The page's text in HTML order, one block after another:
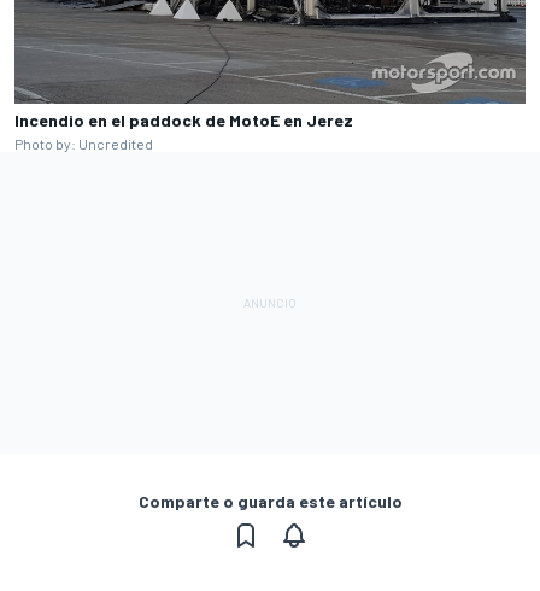
Incendio en el paddock de MotoE en Jerez
Photo by: Uncredited
Comparte o guarda este artículo